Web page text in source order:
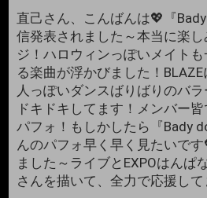
直己さん、こんばんは💖『
信発表されました～本当に楽
ジ！ハロウィンっぽいメイト
る楽曲が浮かびました！
人っぽいダンスばりばりのバラ
ドキドキしてます！メンバー
パフォ！もしかしたら『Bady
んのパフォ早く早く見たいです
ました～ライブとEXPOはんぱ
さんを描いて、全力で応援して